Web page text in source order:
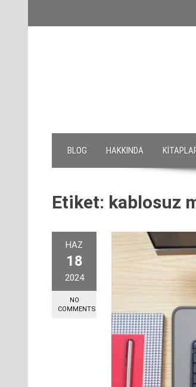
BLOG HAKKINDA
Etiket: kablosuz
HAZ
18
2024
NO
COMMENTS